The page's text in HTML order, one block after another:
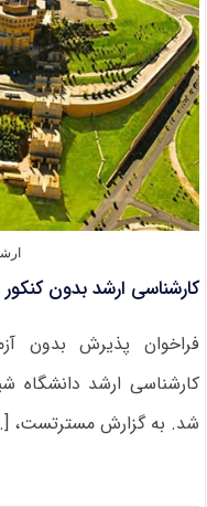
کارشناسی ارشد بدون کنکور
فراخوان پذیرش بدون
شد. به گزارش مسترتست،